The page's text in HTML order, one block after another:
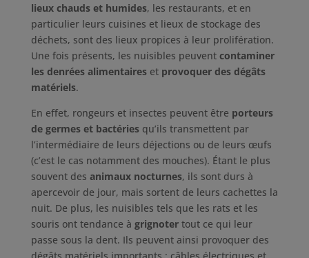
lieux chauds et humides, les restaurants, et en
particulier leurs cuisines et lieux de stockage des
déchets, sont des lieux propices à leur prolifération.
Une fois présents, les nuisibles peuvent contaminer
les denrées alimentaireset provoquer des dégâts
matériels.
En effet, rongeurs et insectes peuvent être porteurs
de germes et bactéries qu’ils transmettent par
l’intermédiaire de leurs déjections ou de leurs œufs
(c’est le cas notamment des mouches). Étant le plus
souvent des animaux nocturnes, ils sont durs à
apercevoir de jour, mais sortent de leurs cachettes la
nuit. De plus, les nuisibles tels que les rats et les
souris ont tendance à grignotertout ce qui leur
passe sous la dent. Ils peuvent ainsi provoquer des
dégâts matériels importants : câbles électriques et